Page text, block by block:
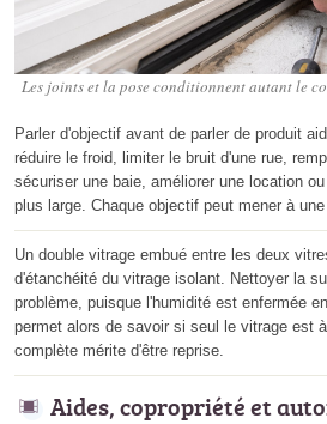
Les joints et la pose conditionnent autant le
Parler d'objectif avant de parler de produit
réduire le froid, limiter le bruit d'une rue,
sécuriser une baie, améliorer une location
plus large. Chaque objectif peut mener à
Un double vitrage embué entre les deux
d'étanchéité du vitrage isolant. Nettoyer la
problème, puisque l'humidité est enfermée
permet alors de savoir si seul le vitrage est
complète mérite d'être reprise.
Aides, copropriété et